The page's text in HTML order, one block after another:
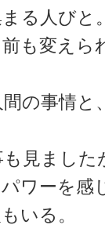
る人びと
も変えら
の事情と
見まし
ワーを感
いる。